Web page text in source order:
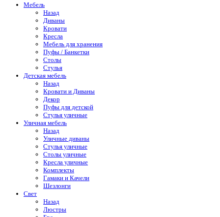
Мебель
Назад
Диваны
Кровати
Кресла
Мебель для хранения
Пуфы / Банкетки
Столы
Стулья
Детская мебель
Назад
Кровати и Диваны
Декор
Пуфы для детской
Стулья уличные
Уличная мебель
Назад
Уличные диваны
Стулья уличные
Столы уличные
Кресла уличные
Комплекты
Гамаки и Качели
Шезлонги
Свет
Назад
Люстры